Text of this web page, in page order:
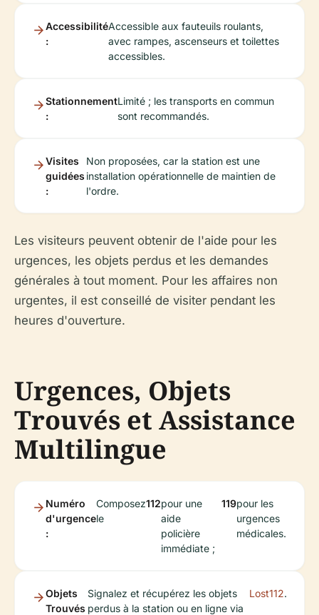
Accessibilité
:
Accessible aux fauteuils roulants,
avec rampes, ascenseurs et toilettes
accessibles.
Stationnement
:
Limité ; les transports en commun
sont recommandés.
Visites
guidées
:
Non proposées, car la station est une
installation opérationnelle de maintien de
l'ordre.
Les visiteurs peuvent obtenir de l'aide pour les
urgences, les objets perdus et les demandes
générales à tout moment. Pour les affaires non
urgentes, il est conseillé de visiter pendant les
heures d'ouverture.
Urgences, Objets
Trouvés et Assistance
Multilingue
Numéro
d'urgence
:
Composez
le
112pour une
aide
policière
immédiate ;
119pour les
urgences
médicales.
Objets
Trouvés
Signalez et récupérez les objets
perdus à la station ou en ligne via
Lost112.